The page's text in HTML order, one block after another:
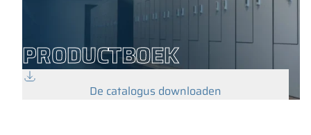
PRODUCTBOEK
De catalogus downloaden